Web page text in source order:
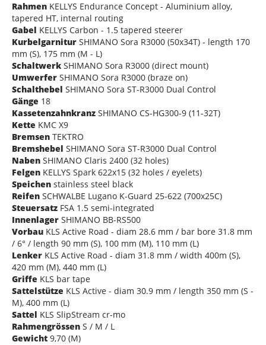
Rahmen KELLYS Endurance Concept - Aluminium alloy,
tapered HT, internal routing
Gabel KELLYS Carbon - 1.5 tapered steerer
Kurbelgarnitur SHIMANO Sora R3000 (50x34T) - length 170
mm (S), 175 mm (M - L)
Schaltwerk SHIMANO Sora R3000 (direct mount)
Umwerfer SHIMANO Sora R3000 (braze on)
Schalthebel SHIMANO Sora ST-R3000 Dual Control
Gänge 18
Kassetenzahnkranz SHIMANO CS-HG300-9 (11-32T)
Kette KMC X9
Bremsen TEKTRO
Bremshebel SHIMANO Sora ST-R3000 Dual Control
Naben SHIMANO Claris 2400 (32 holes)
Felgen KELLYS Spark 622x15 (32 holes / eyelets)
Speichen stainless steel black
Reifen SCHWALBE Lugano K-Guard 25-622 (700x25C)
Steuersatz FSA 1.5 semi-integrated
Innenlager SHIMANO BB-RS500
Vorbau KLS Active Road - diam 28.6 mm / bar bore 31.8 mm
/ 6° / length 90 mm (S), 100 mm (M), 110 mm (L)
Lenker KLS Active Road - diam 31.8 mm / width 400m (S),
420 mm (M), 440 mm (L)
Griffe KLS bar tape
Sattelstütze KLS Active - diam 30.9 mm / length 350 mm (S -
M), 400 mm (L)
Sattel KLS SlipStream cr-mo
Rahmengrössen S / M / L
Gewicht 9,70 (M)